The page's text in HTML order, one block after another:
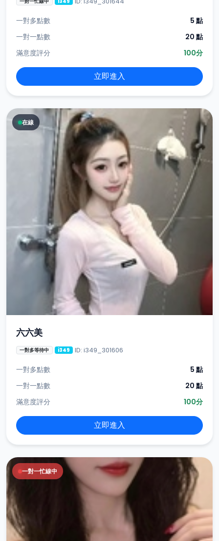
一對多點數
5 點
一對一點數
20 點
滿意度評分
100分
立即進入
在線
六六美
一對多等待中 i349 ID: i349_301606
一對多點數
5 點
一對一點數
20 點
滿意度評分
100分
立即進入
一對一忙線中